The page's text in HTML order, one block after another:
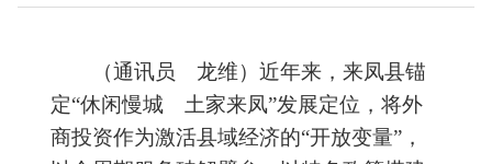
（通讯员 龙维） 近年来，来凤县锚
定“休闲慢城 土家来凤”发展定位，将外
商投资作为激活县域经济的“开放变量” ，